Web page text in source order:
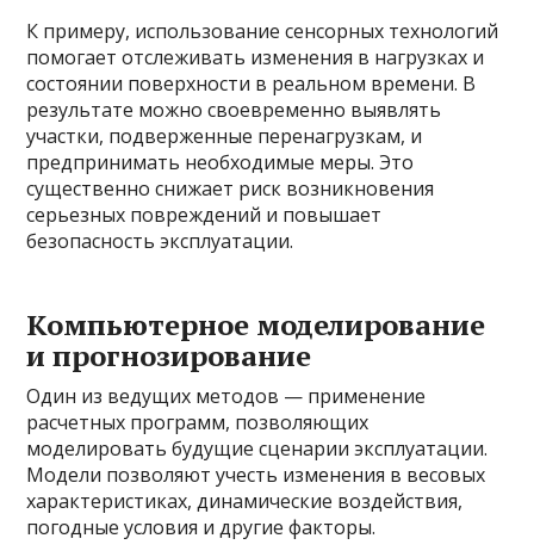
К примеру, использование сенсорных технологий
помогает отслеживать изменения в нагрузках и
состоянии поверхности в реальном времени. В
результате можно своевременно выявлять
участки, подверженные перенагрузкам, и
предпринимать необходимые меры. Это
существенно снижает риск возникновения
серьезных повреждений и повышает
безопасность эксплуатации.
Компьютерное моделирование
и прогнозирование
Один из ведущих методов — применение
расчетных программ, позволяющих
моделировать будущие сценарии эксплуатации.
Модели позволяют учесть изменения в весовых
характеристиках, динамические воздействия,
погодные условия и другие факторы.